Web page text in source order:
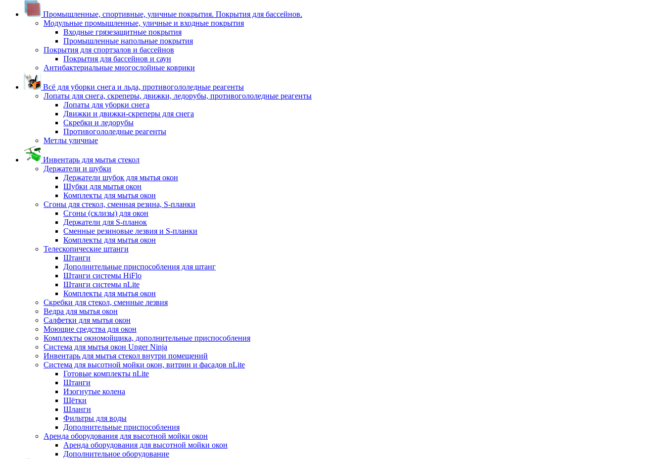
Промышленные, спортивные, уличные покрытия. Покрытия для бассейнов.
Модульные промышленные, уличные и входные покрытия
Входные грязезащитные покрытия
Промышленные напольные покрытия
Покрытия для спортзалов и бассейнов
Покрытия для бассейнов и саун
Антибактериальные многослойные коврики
Всё для уборки снега и льда, противогололедные реагенты
Лопаты для снега, скреперы, движки, ледорубы, противогололедные реагенты
Лопаты для уборки снега
Движки и движки-скреперы для снега
Скребки и ледорубы
Противогололедные реагенты
Метлы уличные
Инвентарь для мытья стекол
Держатели и шубки
Держатели шубок для мытья окон
Шубки для мытья окон
Комплекты для мытья окон
Сгоны для стекол, сменная резина, S-планки
Сгоны (склизы) для окон
Держатели для S-планок
Сменные резиновые лезвия и S-планки
Комплекты для мытья окон
Телескопические штанги
Штанги
Дополнительные приспособления для штанг
Штанги системы HiFlo
Штанги системы nLite
Комплекты для мытья окон
Скребки для стекол, сменные лезвия
Ведра для мытья окон
Салфетки для мытья окон
Моющие средства для окон
Комплекты окномойщика, дополнительные приспособления
Система для мытья окон Unger Ninja
Инвентарь для мытья стекол внутри помещений
Система для высотной мойки окон, витрин и фасадов nLite
Готовые комплекты nLite
Штанги
Изогнутые колена
Щётки
Шланги
Фильтры для воды
Дополнительные приспособления
Аренда оборудования для высотной мойки окон
Аренда оборудования для высотной мойки окон
Дополнительное оборудование